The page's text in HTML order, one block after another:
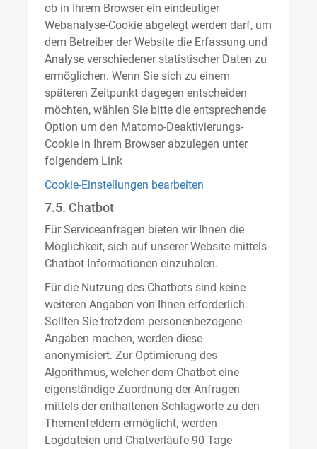
ob in Ihrem Browser ein eindeutiger
Webanalyse-Cookie abgelegt werden darf, um
dem Betreiber der Website die Erfassung und
Analyse verschiedener statistischer Daten zu
ermöglichen. Wenn Sie sich zu einem
späteren Zeitpunkt dagegen entscheiden
möchten, wählen Sie bitte die entsprechende
Option um den Matomo-Deaktivierungs-
Cookie in Ihrem Browser abzulegen unter
folgendem Link
Cookie-Einstellungen bearbeiten
7.5. Chatbot
Für Serviceanfragen bieten wir Ihnen die
Möglichkeit, sich auf unserer Website mittels
Chatbot Informationen einzuholen.
Für die Nutzung des Chatbots sind keine
weiteren Angaben von Ihnen erforderlich.
Sollten Sie trotzdem personenbezogene
Angaben machen, werden diese
anonymisiert. Zur Optimierung des
Algorithmus, welcher dem Chatbot eine
eigenständige Zuordnung der Anfragen
mittels der enthaltenen Schlagworte zu den
Themenfeldern ermöglicht, werden
Logdateien und Chatverläufe 90 Tage